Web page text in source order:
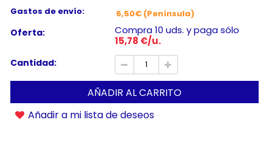
Gastos de envío:
6,50€ (Península)
Oferta:
Compra 10 uds. y paga sólo
15,78 €/u.
Cantidad:
AÑADIR AL CARRITO
Añadir a mi lista de deseos